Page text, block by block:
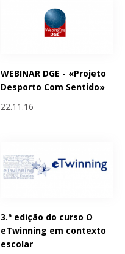
WEBINAR DGE - «Projeto
Desporto Com Sentido»
22.11.16
3.ª edição do curso O
eTwinning em contexto
escolar